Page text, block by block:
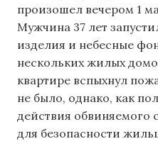
произошел вечером 1
Мужчина 37 лет
изделия и небесные
нескольких жилых
квартире вспыхнул
не было, однако, как
действия обвиняемого
для безопасности